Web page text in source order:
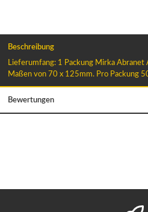
Beschreibung
Lieferumfang: 1 Packung Mirka
Maßen von 70 x 125mm. Pro Packung
Bewertungen